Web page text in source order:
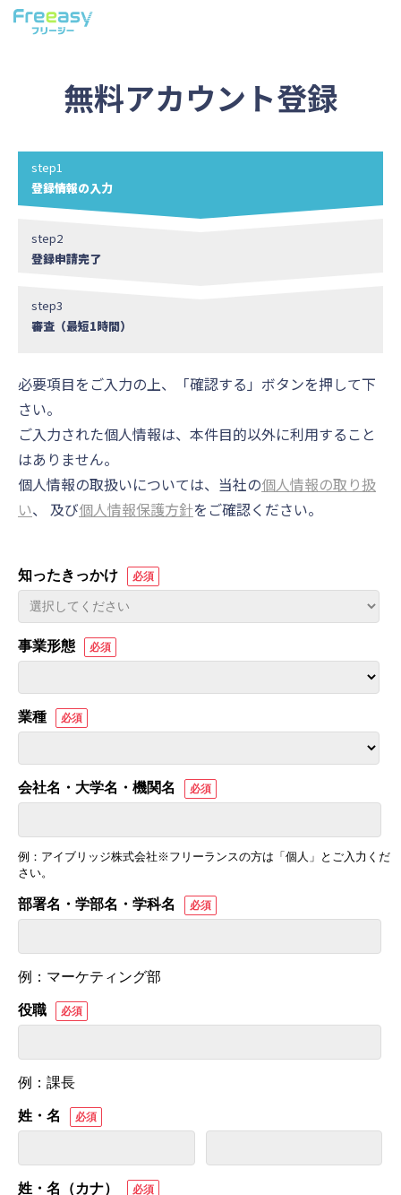
無料アカウント登録
step1
登録情報の入力
step2
登録申請完了
step3
審査（最短1時間）
必要項目をご入力の上、「確認する」ボタンを押して下
さい。
ご入力された個人情報は、本件目的以外に利用すること
はありません。
個人情報の取扱いについては、当社の個人情報の取り扱
い、 及び個人情報保護方針をご確認ください。